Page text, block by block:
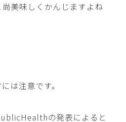
美味しくかんじますよね
は注意です。
の発表によると